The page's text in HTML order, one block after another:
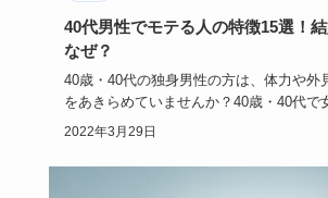
40代男性でモテる人の特徴15選！
なぜ？
40歳・40代の独身男性の方は、体力や外
をあきらめていませんか？40歳・40代で
には、…
2022年3月29日